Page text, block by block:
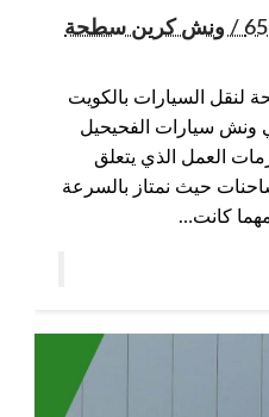
ونش الفحيحيل / 65557275 / ونش كرين سطحة
لنقل السيارات بالكويت
سيارات الفحيحيل
العمل الذي يتعلق
حيث نمتاز بالسرعة
كانت…